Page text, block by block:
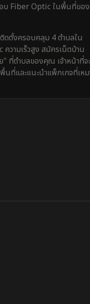
อบ Fiber Optic ในพื้นที่ของ
ดตั้งครอบคลุม 4ตำบลใน
วามเร็วสูง สมัครเน็ตบ้าน
ที่ตำบลของคุณ เจ้าหน้าที่จะ
ที่และแนะนำแพ็กเกจที่เหม